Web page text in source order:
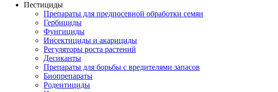
Пестициды
Препараты для предпосевной обработки семян
Гербициды
Фунгициды
Инсектициды и акарициды
Регуляторы роста растений
Десиканты
Препараты для борьбы с вредителями запасов
Биопрепараты
Родентициды